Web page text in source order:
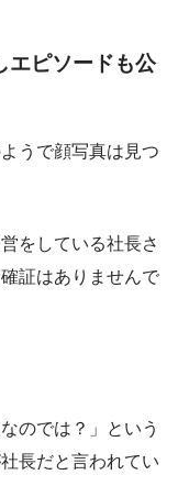
エピソードも公
うで顔写真は見つ
をしている社長さ
証はありませんで
のでは？」という
長だと言われてい